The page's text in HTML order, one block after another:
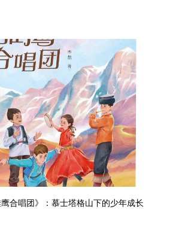
合唱团》：慕士塔格山下的少年成长